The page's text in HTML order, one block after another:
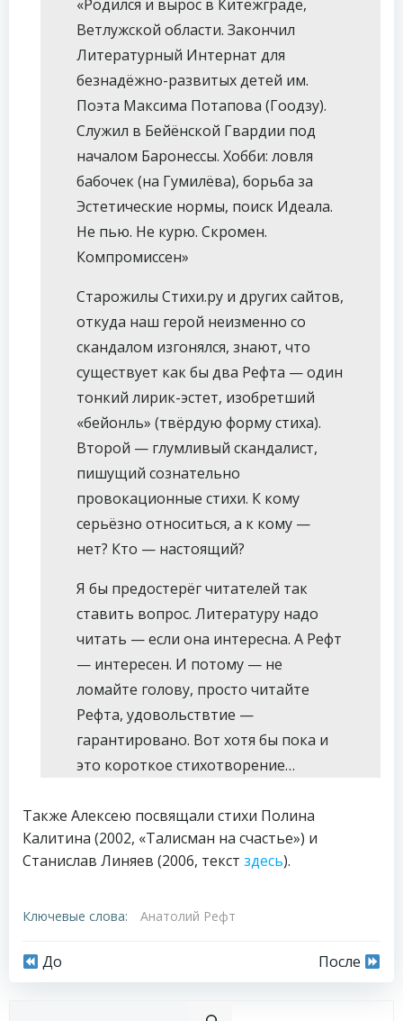
«Родился и вырос в Китежграде,
Ветлужской области. Закончил
Литературный Интернат для
безнадёжно-развитых детей им.
Поэта Максима Потапова (Гоодзу).
Служил в Бейёнской Гвардии под
началом Баронессы. Хобби: ловля
бабочек (на Гумилёва), борьба за
Эстетические нормы, поиск Идеала.
Не пью. Не курю. Скромен.
Компромиссен»
Старожилы Стихи.ру и других сайтов,
откуда наш герой неизменно со
скандалом изгонялся, знают, что
существует как бы два Рефта — один
тонкий лирик-эстет, изобретший
«бейонль» (твёрдую форму стиха).
Второй — глумливый скандалист,
пишущий сознательно
провокационные стихи. К кому
серьёзно относиться, а к кому —
нет? Кто — настоящий?
Я бы предостерёг читателей так
ставить вопрос. Литературу надо
читать — если она интересна. А Рефт
— интересен. И потому — не
ломайте голову, просто читайте
Рефта, удовольствтие —
гарантировано. Вот хотя бы пока и
это короткое стихотворение…
Также Алексею посвящали стихи Полина
Калитина (2002, «Талисман на счастье») и
Станислав Линяев (2006, текст здесь).
Ключевые слова: Анатолий Рефт
Навигация
До
Навигация
После